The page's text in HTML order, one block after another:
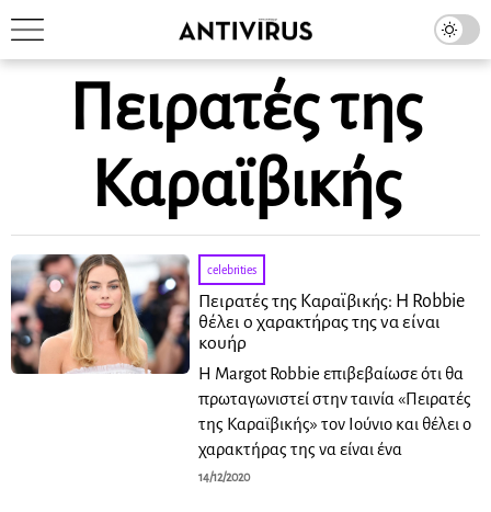
Πειρατές της
Καραϊβικής
celebrities
Πειρατές της Καραϊβικής: Η Robbie
θέλει ο χαρακτήρας της να είναι
κουήρ
Η Margot Robbie επιβεβαίωσε ότι θα
πρωταγωνιστεί στην ταινία «Πειρατές
της Καραϊβικής» τον Ιούνιο και θέλει ο
χαρακτήρας της να είναι ένα
14/12/2020